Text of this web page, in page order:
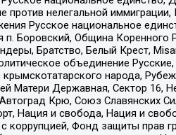
нелегальной иммиграции,
Русское национальное
Боровский, Община Коренного
Братство, Белый Крест,
объединение
народа,
Матери Державная, Сектор 16,
Крю, Союз Славянских
Нация и свобода, Нация и
коррупцией, Фонд защиты прав